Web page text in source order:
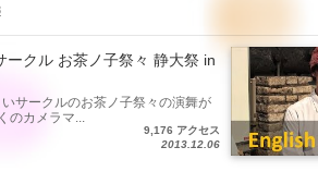
ークル お茶ノ子祭々 静大祭 in
サークルのお茶ノ子祭々の演舞が
のカメラマ...
9,176 アクセス
2013.12.06